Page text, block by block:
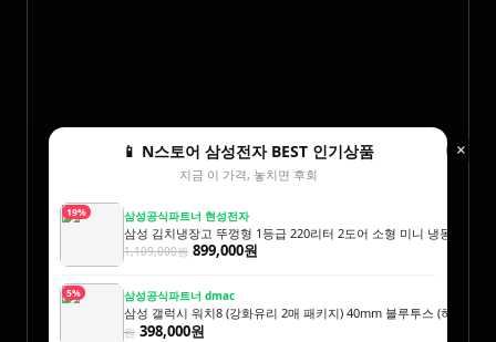
×
📱 N스토어 삼성전자 BEST 인기상품
지금 이 가격, 놓치면 후회
19% 삼성공식파트너 현성전자
삼성 김치냉장고 뚜껑형 1등급 220리터 2도어 소형 미니 냉동 1인 김
1,109,000원 899,000원
5% 삼성공식파트너 dmac
삼성 갤럭시 워치8 (강화유리 2매 패키지) 40mm 블루투스 (히든코드)
원 398,000원